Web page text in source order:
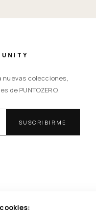
nuevas colecciones,
de PUNTOZERO.
SUSCRIBIRME